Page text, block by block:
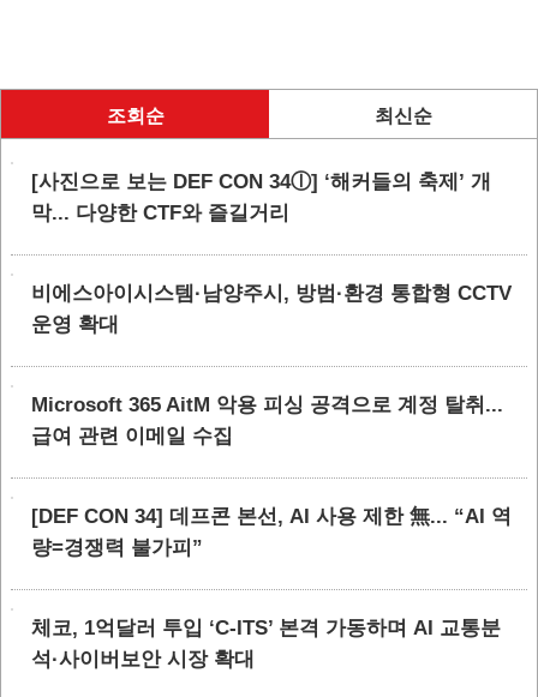
조회순 최신순
[사진으로 보는 DEF CON 34ⓛ] ‘해커들의 축제’ 개
막... 다양한 CTF와 즐길거리
비에스아이시스템·남양주시, 방범·환경 통합형 CCTV
운영 확대
Microsoft 365 AitM 악용 피싱 공격으로 계정 탈취...
급여 관련 이메일 수집
[DEF CON 34] 데프콘 본선, AI 사용 제한 無... “AI 역
량=경쟁력 불가피”
체코, 1억달러 투입 ‘C-ITS’ 본격 가동하며 AI 교통분
석·사이버보안 시장 확대